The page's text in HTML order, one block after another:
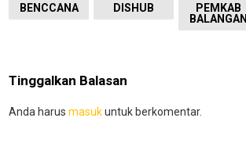
BENCCANA DISHUB
PEMKAB
BALANGAN
Tinggalkan Balasan
Anda harus masukuntuk berkomentar.